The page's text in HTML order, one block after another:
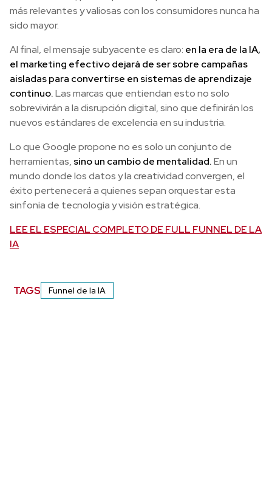
más relevantes y valiosas con los consumidores nunca ha
sido mayor.
Al final, el mensaje subyacente es claro: en la era de la IA,
el marketing efectivo dejará de ser sobre campañas
aisladas para convertirse en sistemas de aprendizaje
continuo.Las marcas que entiendan esto no solo
sobrevivirán a la disrupción digital, sino que definirán los
nuevos estándares de excelencia en su industria.
Lo que Google propone no es solo un conjunto de
herramientas, sino un cambio de mentalidad.En un
mundo donde los datos y la creatividad convergen, el
éxito pertenecerá a quienes sepan orquestar esta
sinfonía de tecnología y visión estratégica.
LEE EL ESPECIAL COMPLETO DE FULL FUNNEL DE LA
IA
TAGS Funnel de la IA